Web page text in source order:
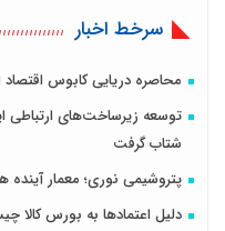
سرخط اخبار
محاصره دریایی کابوس
شتاب گرفت
پتروشیمی نوری؛ معمار
دلیل اعتمادها به بورس کالا